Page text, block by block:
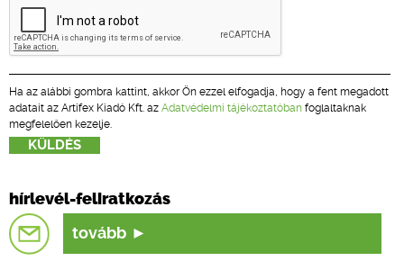
Ha az alábbi gombra kattint, akkor Ön ezzel elfogadja, hogy a fent megadott
adatait az Artifex Kiadó Kft. az Adatvédelmi tájékoztatóban foglaltaknak
megfelelően kezelje.
hírlevél-feliratkozás
tovább